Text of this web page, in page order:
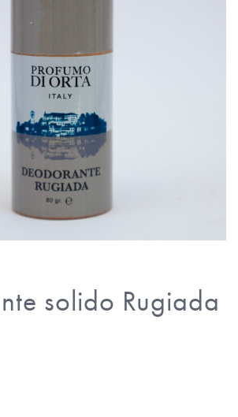
solido Rugiada